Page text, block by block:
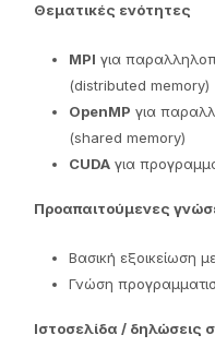
Θεματικές ενότητες
MPI για
(distributed memory)
OpenMP για
(shared memory)
CUDAγια
Προαπαιτούμενες
Βασική εξοικείωση
Γνώση
Ιστοσελίδα / δηλώσεις